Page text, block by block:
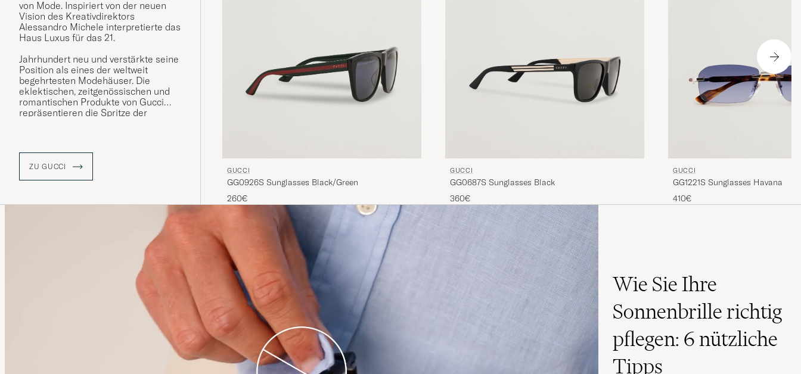
von Mode. Inspiriert von der neuen
Vision des Kreativdirektors
Alessandro Michele interpretierte das
Haus Luxus für das 21.
Jahrhundert neu und verstärkte seine
Position als eines der weltweit
begehrtesten Modehäuser. Die
eklektischen, zeitgenössischen und
romantischen Produkte von Gucci
repräsentieren die Spritze der
ZU GUCCI GUCCI
GG0926S Sunglasses Black/Green
260€
GUCCI
GG0687S Sunglasses Black
360€
GUCCI
GG1221S Sunglasses Havana
410€
Wie Sie Ihre
Sonnenbrille richtig
pflegen: 6 nützliche
Tipps